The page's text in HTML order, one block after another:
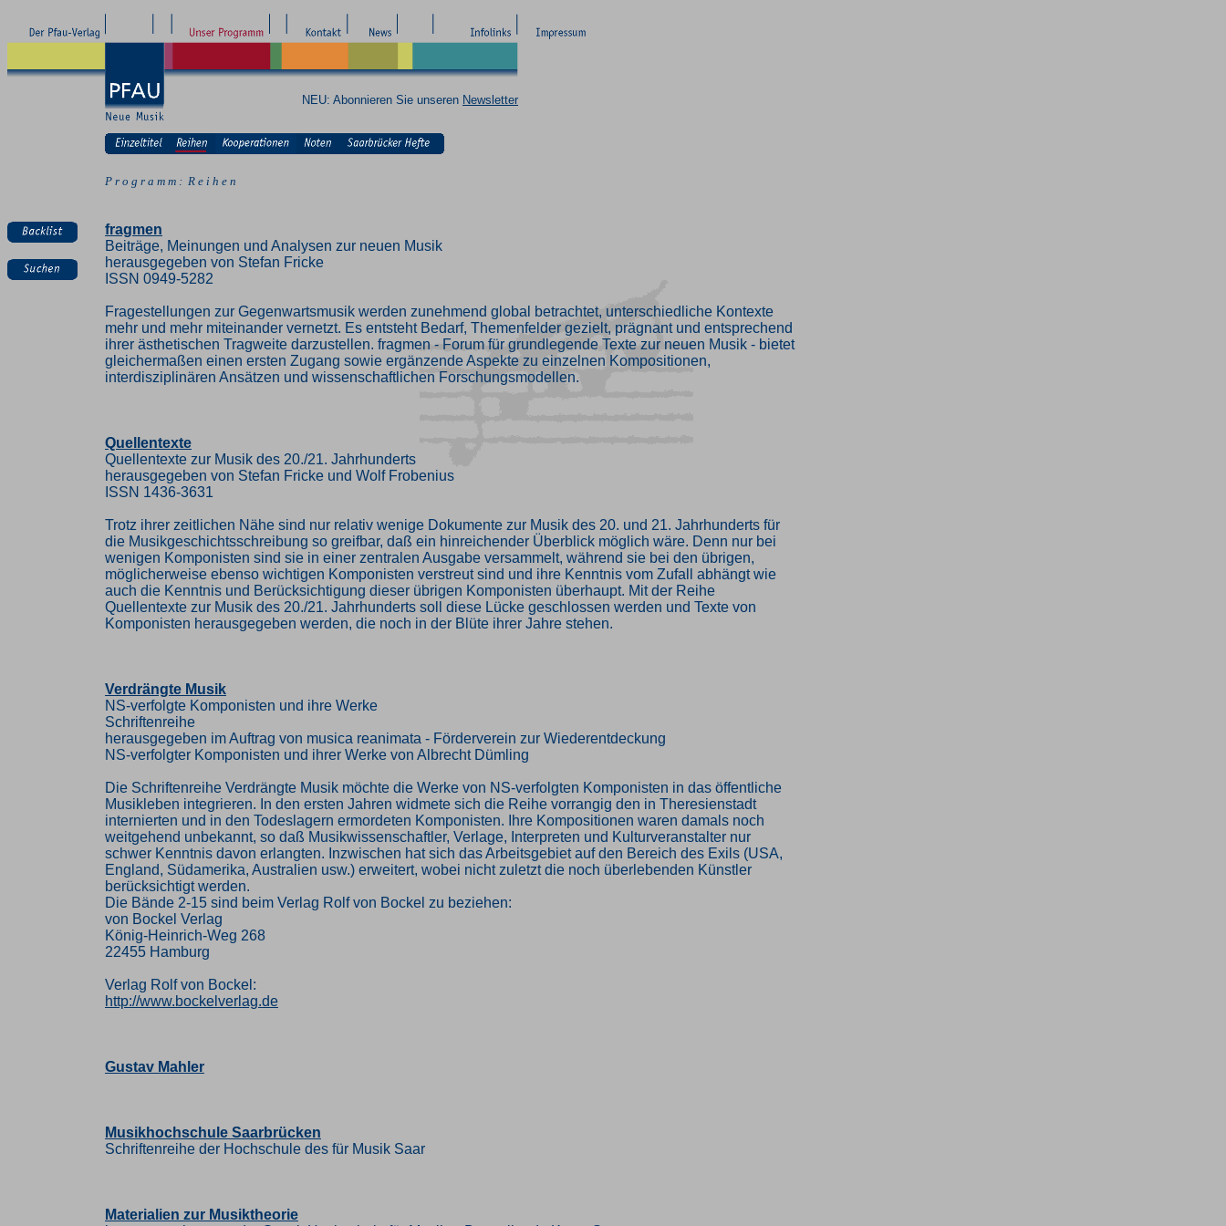
NEU: Abonnieren Sie unseren Newsletter
P r o g r a m m : R e i h e n
fragmen
Beiträge, Meinungen und Analysen zur neuen Musik
herausgegeben von Stefan Fricke
ISSN 0949-5282
Fragestellungen zur Gegenwartsmusik werden zunehmend global betrachtet, unterschiedliche Kontexte
mehr und mehr miteinander vernetzt. Es entsteht Bedarf, Themenfelder gezielt, prägnant und entsprechend
ihrer ästhetischen Tragweite darzustellen. fragmen - Forum für grundlegende Texte zur neuen Musik - bietet
gleichermaßen einen ersten Zugang sowie ergänzende Aspekte zu einzelnen Kompositionen,
interdisziplinären Ansätzen und wissenschaftlichen Forschungsmodellen.
Quellentexte
Quellentexte zur Musik des 20./21. Jahrhunderts
herausgegeben von Stefan Fricke und Wolf Frobenius
ISSN 1436-3631
Trotz ihrer zeitlichen Nähe sind nur relativ wenige Dokumente zur Musik des 20. und 21. Jahrhunderts für
die Musikgeschichtsschreibung so greifbar, daß ein hinreichender Überblick möglich wäre. Denn nur bei
wenigen Komponisten sind sie in einer zentralen Ausgabe versammelt, während sie bei den übrigen,
möglicherweise ebenso wichtigen Komponisten verstreut sind und ihre Kenntnis vom Zufall abhängt wie
auch die Kenntnis und Berücksichtigung dieser übrigen Komponisten überhaupt. Mit der Reihe
Quellentexte zur Musik des 20./21. Jahrhunderts soll diese Lücke geschlossen werden und Texte von
Komponisten herausgegeben werden, die noch in der Blüte ihrer Jahre stehen.
Verdrängte Musik
NS-verfolgte Komponisten und ihre Werke
Schriftenreihe
herausgegeben im Auftrag von musica reanimata - Förderverein zur Wiederentdeckung
NS-verfolgter Komponisten und ihrer Werke von Albrecht Dümling
Die Schriftenreihe Verdrängte Musik möchte die Werke von NS-verfolgten Komponisten in das öffentliche
Musikleben integrieren. In den ersten Jahren widmete sich die Reihe vorrangig den in Theresienstadt
internierten und in den Todeslagern ermordeten Komponisten. Ihre Kompositionen waren damals noch
weitgehend unbekannt, so daß Musikwissenschaftler, Verlage, Interpreten und Kulturveranstalter nur
schwer Kenntnis davon erlangten. Inzwischen hat sich das Arbeitsgebiet auf den Bereich des Exils (USA,
England, Südamerika, Australien usw.) erweitert, wobei nicht zuletzt die noch überlebenden Künstler
berücksichtigt werden.
Die Bände 2-15 sind beim Verlag Rolf von Bockel zu beziehen:
von Bockel Verlag
König-Heinrich-Weg 268
22455 Hamburg
Verlag Rolf von Bockel:
http://www.bockelverlag.de
Gustav Mahler
Musikhochschule Saarbrücken
Schriftenreihe der Hochschule des für Musik Saar
Materialien zur Musiktheorie